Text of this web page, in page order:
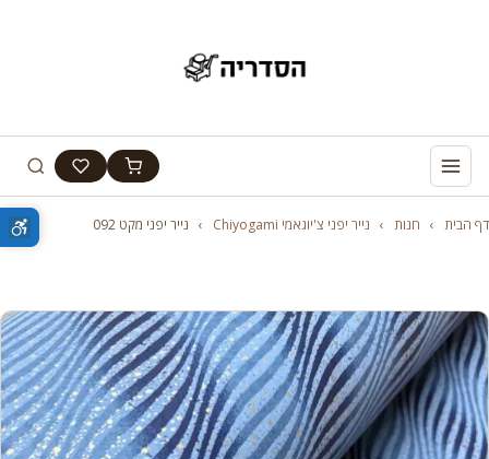
דף הבית › חנות › נייר יפני צ'יוגאמי Chiyogami › נייר יפני מקט 092